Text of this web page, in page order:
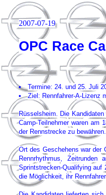
2007-07-19
OPC Race
Termine: 24. und 25. Juli
Ziel: Rennfahrer-A-Lizenz
Rüsselsheim. Die
Camp-Teilnehmer waren am
der Rennstrecke zu bewähren.
Ort des Geschehens war der
Rennrhythmus,
Sprintstrecken-Qualifying auf
die Möglichkeit, ihr